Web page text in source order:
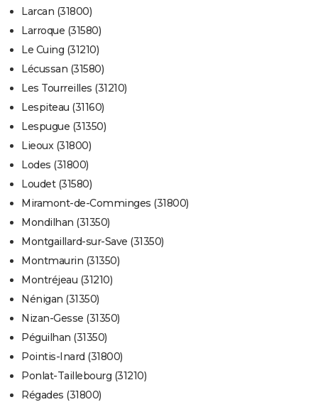
Larcan (31800)
Larroque (31580)
Le Cuing (31210)
Lécussan (31580)
Les Tourreilles (31210)
Lespiteau (31160)
Lespugue (31350)
Lieoux (31800)
Lodes (31800)
Loudet (31580)
Miramont-de-Comminges (31800)
Mondilhan (31350)
Montgaillard-sur-Save (31350)
Montmaurin (31350)
Montréjeau (31210)
Nénigan (31350)
Nizan-Gesse (31350)
Péguilhan (31350)
Pointis-Inard (31800)
Ponlat-Taillebourg (31210)
Régades (31800)